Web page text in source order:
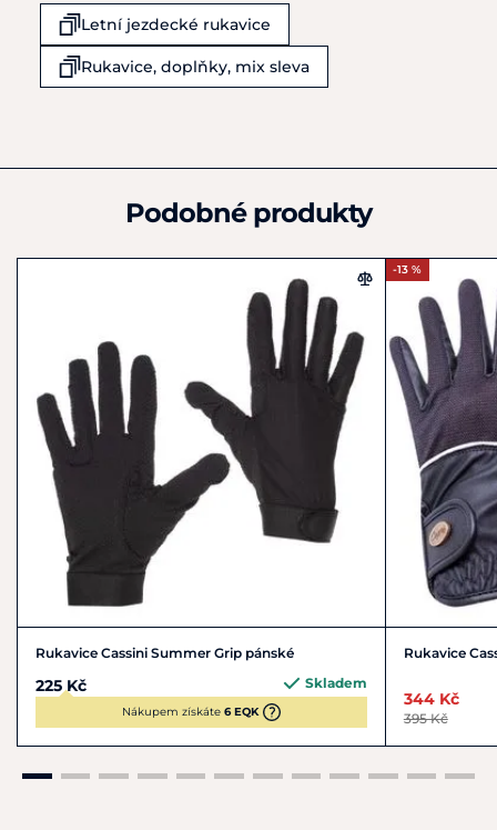
Obchodní 977
Rudná u Prahy
Česká republika
Letní jezdecké rukavice
Rukavice, doplňky, mix sleva
Podobné produkty
Rukavice Cassini Summer Grip pánské
225 Kč Skladem
Nákupem získáte 6 EQK
-13 %
Rukavice
344 Kč
395 Kč